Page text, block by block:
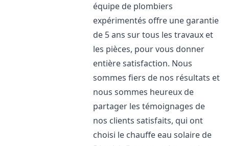
équipe de plombiers
expérimentés offre une garantie
de 5 ans sur tous les travaux et
les pièces, pour vous donner
entière satisfaction. Nous
sommes fiers de nos résultats et
nous sommes heureux de
partager les témoignages de
nos clients satisfaits, qui ont
choisi le chauffe eau solaire de